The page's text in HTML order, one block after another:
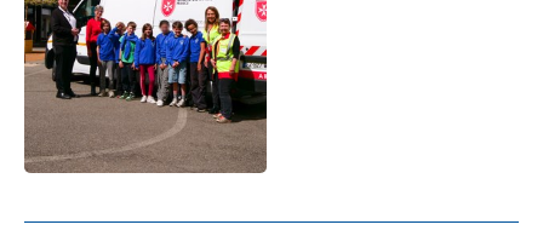
Navigation